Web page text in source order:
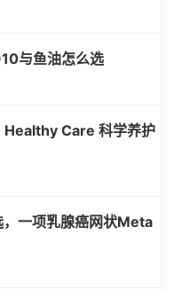
与鱼油怎么选
Healthy Care 科学养护
一项乳腺癌网状Meta